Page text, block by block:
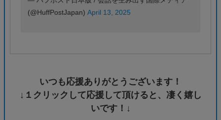
(@HuffPostJapan) April 13, 2025
いつも応援ありがとうございます！
↓１クリックして応援して頂けると、凄く嬉し
いです！↓